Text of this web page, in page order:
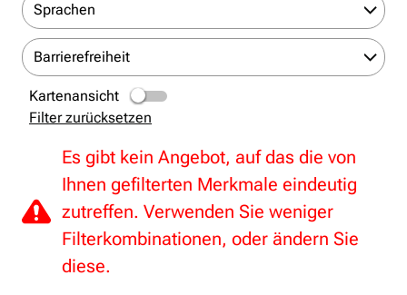
Sprachen
Barrierefreiheit
Kartenansicht
Filter zurücksetzen
Es gibt kein Angebot, auf das die von
Ihnen gefilterten Merkmale eindeutig
zutreffen. Verwenden Sie weniger
Filterkombinationen, oder ändern Sie
diese.